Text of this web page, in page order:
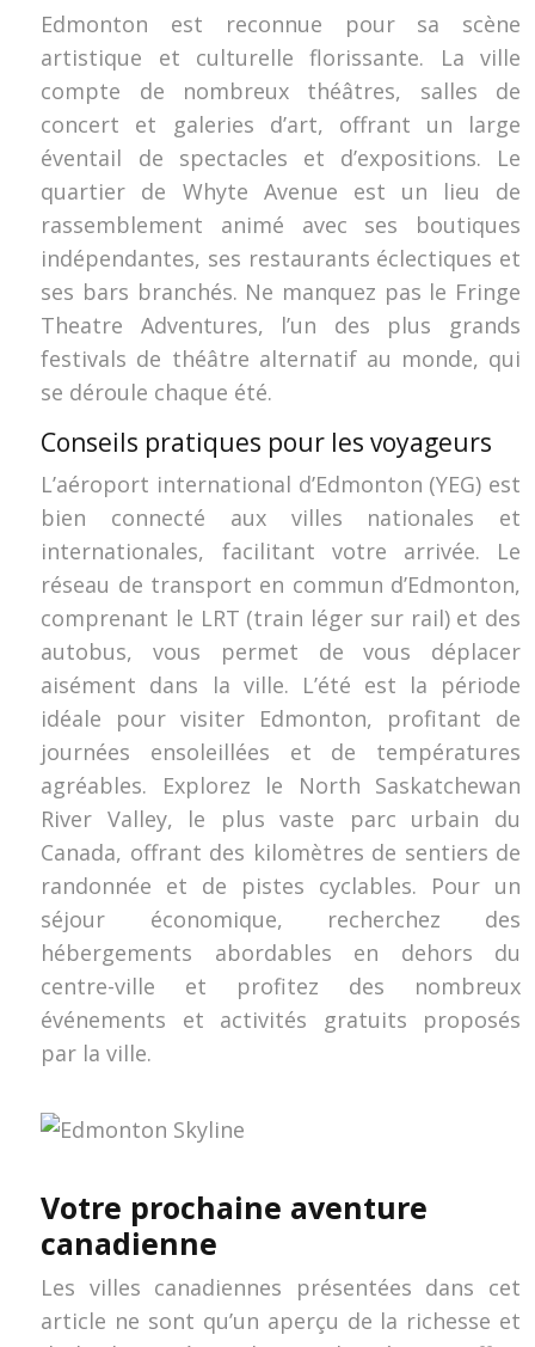
Edmonton est reconnue pour sa scène
artistique et culturelle florissante. La ville
compte de nombreux théâtres, salles de
concert et galeries d’art, offrant un large
éventail de spectacles et d’expositions. Le
quartier de Whyte Avenue est un lieu de
rassemblement animé avec ses boutiques
indépendantes, ses restaurants éclectiques et
ses bars branchés. Ne manquez pas le Fringe
Theatre Adventures, l’un des plus grands
festivals de théâtre alternatif au monde, qui
se déroule chaque été.
Conseils pratiques pour les voyageurs
L’aéroport international d’Edmonton (YEG) est
bien connecté aux villes nationales et
internationales, facilitant votre arrivée. Le
réseau de transport en commun d’Edmonton,
comprenant le LRT (train léger sur rail) et des
autobus, vous permet de vous déplacer
aisément dans la ville. L’été est la période
idéale pour visiter Edmonton, profitant de
journées ensoleillées et de températures
agréables. Explorez le North Saskatchewan
River Valley, le plus vaste parc urbain du
Canada, offrant des kilomètres de sentiers de
randonnée et de pistes cyclables. Pour un
séjour économique, recherchez des
hébergements abordables en dehors du
centre-ville et profitez des nombreux
événements et activités gratuits proposés
par la ville.
Votre prochaine aventure
canadienne
Les villes canadiennes présentées dans cet
article ne sont qu’un aperçu de la richesse et